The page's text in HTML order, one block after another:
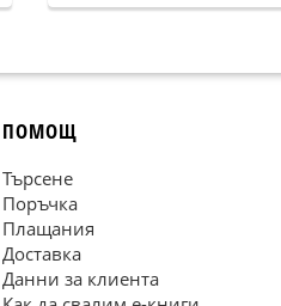
ПОМОЩ
Търсене
Поръчка
Плащания
Доставка
Данни за клиента